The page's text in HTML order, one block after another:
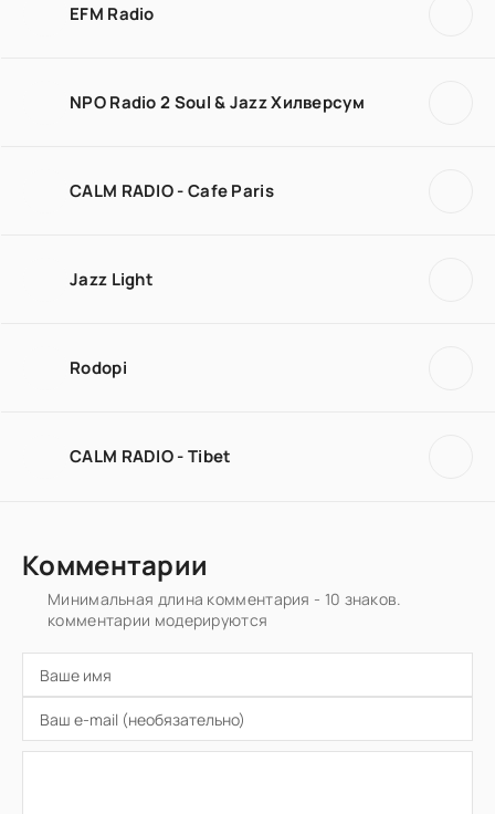
EFM Radio
NPO Radio 2 Soul & Jazz Хилверсум
CALM RADIO - Cafe Paris
Jazz Light
Rodopi
CALM RADIO - Tibet
Комментарии
Минимальная длина комментария - 10 знаков.
комментарии модерируются